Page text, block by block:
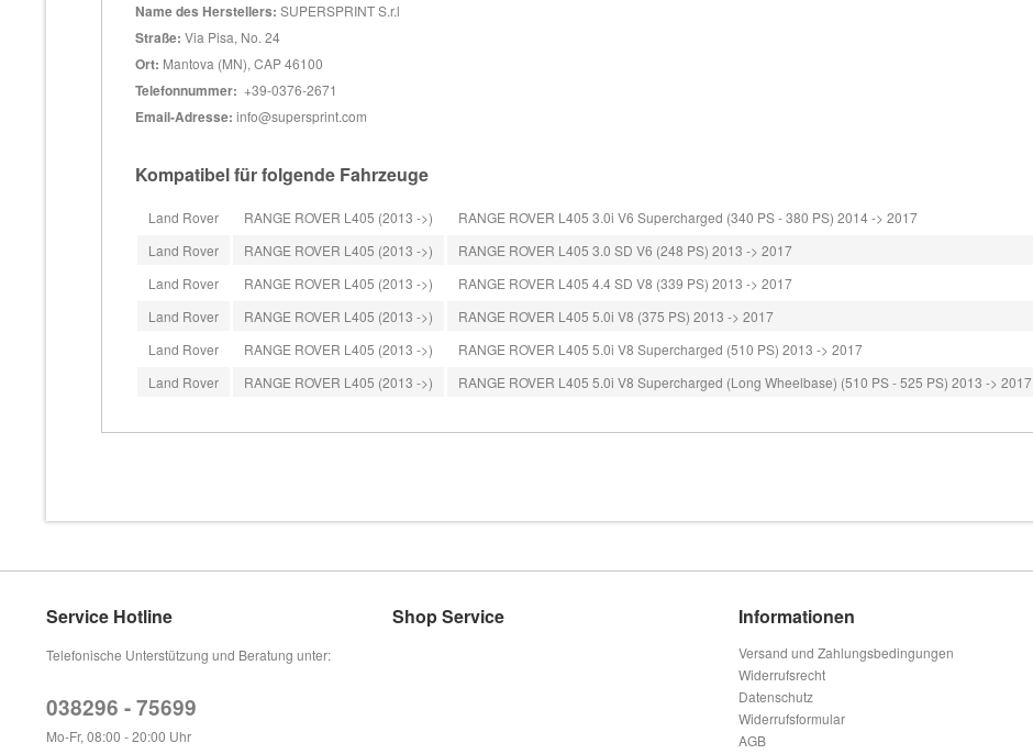
Name des Herstellers: SUPERSPRINT S.r.l
Straße: Via Pisa, No. 24
Ort: Mantova (MN), CAP 46100
Telefonnummer: +39-0376-2671
Email-Adresse: info@supersprint.com
Kompatibel für folgende Fahrzeuge
Land Rover RANGE ROVER L405 (2013 ->)
RANGE ROVER L405 3.0i V6 Supercharged (340 PS - 380 PS) 2014 -> 2017
Land Rover
RANGE ROVER L405 (2013 ->)
RANGE ROVER L405 3.0 SD V6 (248 PS) 2013 -> 2017
Land Rover
RANGE ROVER L405 (2013 ->)
RANGE ROVER L405 4.4 SD V8 (339 PS) 2013 -> 2017
Land Rover
RANGE ROVER L405 (2013 ->)
RANGE ROVER L405 5.0i V8 (375 PS) 2013 -> 2017
Land Rover
RANGE ROVER L405 (2013 ->)
RANGE ROVER L405 5.0i V8 Supercharged (510 PS) 2013 -> 2017
Land Rover
RANGE ROVER L405 (2013 ->) RANGE ROVER L405 5.0i V8 Supercharged (Long Wheelbase) (510 PS - 525 PS) 2013 -> 2017
Service Hotline
Telefonische Unterstützung und Beratung unter:
038296 - 75699
Mo-Fr, 08:00 - 20:00 Uhr
Shop Service Informationen
Versand und Zahlungsbedingungen
Widerrufsrecht
Datenschutz
Widerrufsformular
AGB